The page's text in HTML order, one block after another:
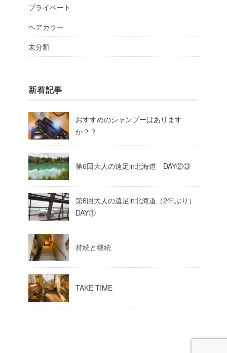
プライベート
ヘアカラー
未分類
新着記事
おすすめのシャンプーはあります
か？？
第6回大人の遠足in北海道 DAY②③
第6回大人の遠足in北海道（2年ぶり）
DAY①
持続と継続
TAKE TIME